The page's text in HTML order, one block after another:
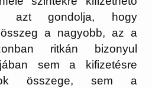
azt gondolja, hogy
a nagyobb, az a
ritkán bizonyul
sem a kifizetésre
összege, sem a